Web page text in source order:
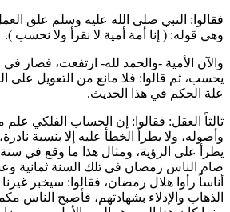
فقالوا: النبي صلى الله عليه وسلم علق
وهي قوله: ( إنا أمة أمية لا نقرأ ولا نحسب ).
والآن الأمية -والحمد لله- ارتفعت، فصار
يحسب، ثم قالوا: فلا مانع من التعويل على
علة الحكم في هذا الحديث.
ثالثاً العقل: فقالوا: إن الحساب الفلكي
وأصوله، ولا يطرأ الخطأ عليه إلا بنسبة
يطرأ على الرؤية، ومثال هذا ما وقع في سنة
صام الناس رمضان في تلك السنة ثمانية
أناساً رأوا هلال رمضان، فقالوا: سيخبر
الذهاب والإدلاء بشهادتهم، فأصبح الناس